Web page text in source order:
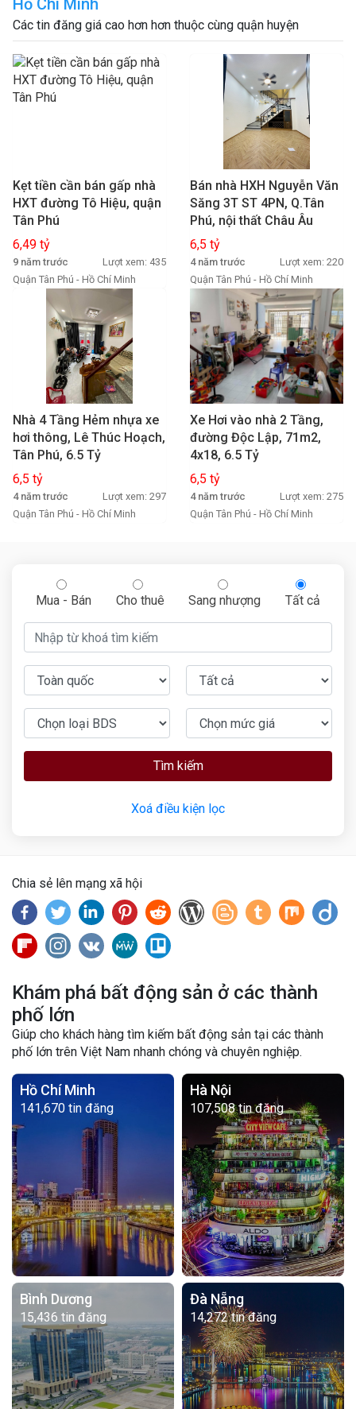
Hồ Chí Minh
Các tin đăng giá cao hơn hơn thuộc cùng quận huyện
Kẹt tiền cần bán gấp nhà
HXT đường Tô Hiệu, quận
Tân Phú
6,49 tỷ
9 năm trước
Lượt xem: 435
Quận Tân Phú - Hồ Chí Minh
Bán nhà HXH Nguyễn Văn
Săng 3T ST 4PN, Q.Tân
Phú, nội thất Châu Âu
6,5 tỷ
4 năm trước
Lượt xem: 220
Quận Tân Phú - Hồ Chí Minh
Nhà 4 Tầng Hẻm nhựa xe
hơi thông, Lê Thúc Hoạch,
Tân Phú, 6.5 Tỷ
6,5 tỷ
4 năm trước
Lượt xem: 297
Quận Tân Phú - Hồ Chí Minh
Xe Hơi vào nhà 2 Tầng,
đường Độc Lập, 71m2,
4x18, 6.5 Tỷ
6,5 tỷ
4 năm trước
Lượt xem: 275
Quận Tân Phú - Hồ Chí Minh
Mua - Bán Cho thuê Sang nhượng Tất cả
Tìm kiếm
Xoá điều kiện lọc
Chia sẻ lên mạng xã hội
Khám phá bất động sản ở các thành
phố lớn
Giúp cho khách hàng tìm kiếm bất động sản tại các thành
phố lớn trên Việt Nam nhanh chóng và chuyên nghiệp.
Hồ Chí Minh
141,670 tin đăng
Hà Nội
107,508 tin đăng
Bình Dương
15,436 tin đăng
Đà Nẵng
14,272 tin đăng